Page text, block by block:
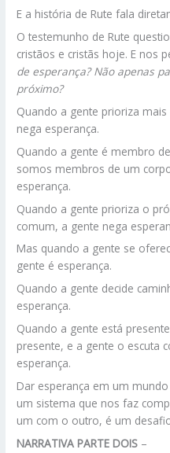
E a história de Rute fala
O testemunho de Rute
cristãos e cristãs hoje. E nos
de esperança? Não apenas
próximo?
Quando a gente prioriza
nega esperança.
Quando a gente é membro
somos membros de um
esperança.
Quando a gente prioriza o
comum, a gente nega
Mas quando a gente se
gente é esperança.
Quando a gente decide
esperança.
Quando a gente está
presente, e a gente o escuta
esperança.
Dar esperança em um
um sistema que nos faz
um com o outro, é um
NARRATIVA PARTE DOIS –